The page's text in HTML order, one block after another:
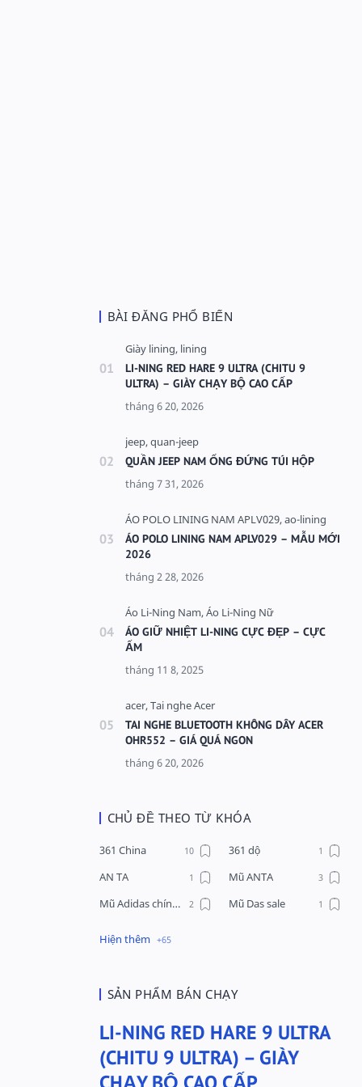
BÀI ĐĂNG PHỔ BIẾN
LI-NING RED HARE 9 ULTRA (CHITU 9
ULTRA) – GIÀY CHẠY BỘ CAO CẤP
QUẦN JEEP NAM ỐNG ĐỨNG TÚI HỘP
ÁO POLO LINING NAM APLV029 – MẪU MỚI
2026
ÁO GIỮ NHIỆT LI-NING CỰC ĐẸP – CỰC
ẤM
TAI NGHE BLUETOOTH KHÔNG DÂY ACER
OHR552 – GIÁ QUÁ NGON
CHỦ ĐỀ THEO TỪ KHÓA
361 China
361 dộ
AN TA
Mũ ANTA
Mũ Adidas chính hãng
Mũ Das sale
Phụ kiện Acer
Quần nỉ nam Lining
Quần short nam Lining
Remax
Sale giày Anta nữ
SẢN PHẨM BÁN CHẠY
LI-NING RED HARE 9 ULTRA
(CHITU 9 ULTRA) – GIÀY